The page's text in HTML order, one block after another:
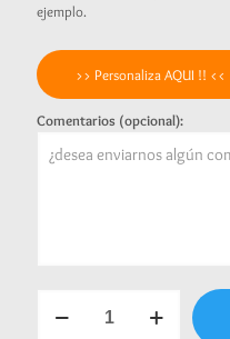
ejemplo.
>> Personaliza AQUI !! <<
Comentarios (opcional):
Ahorro